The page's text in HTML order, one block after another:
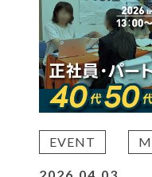
EVENT